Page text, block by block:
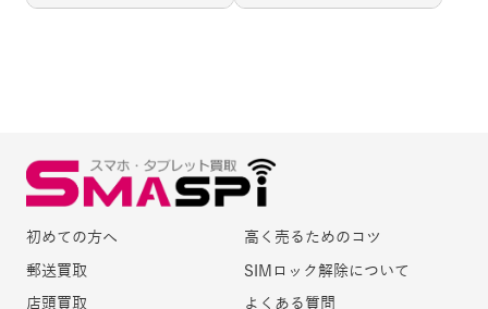
初めての方へ
郵送買取
店頭買取
高く売るためのコツ
SIMロック解除について
よくある質問